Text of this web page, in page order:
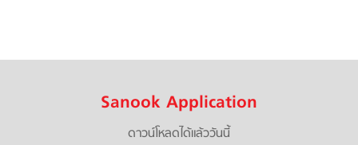
Sanook Application
ดาวน์โหลดได้แล้ววันนี้